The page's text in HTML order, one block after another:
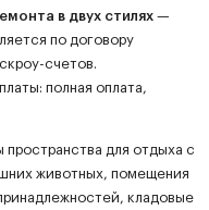
в двух стилях —
по договору
счетов.
полная оплата,
для отдыха с
животных, помещения
кладовые